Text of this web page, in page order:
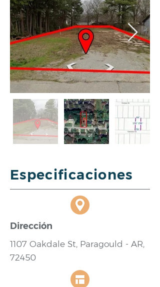
Especificaciones
Dirección
1107 Oakdale St, Paragould - AR,
72450